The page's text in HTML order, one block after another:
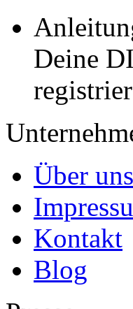
Deine
Über uns
Kontakt
Blog